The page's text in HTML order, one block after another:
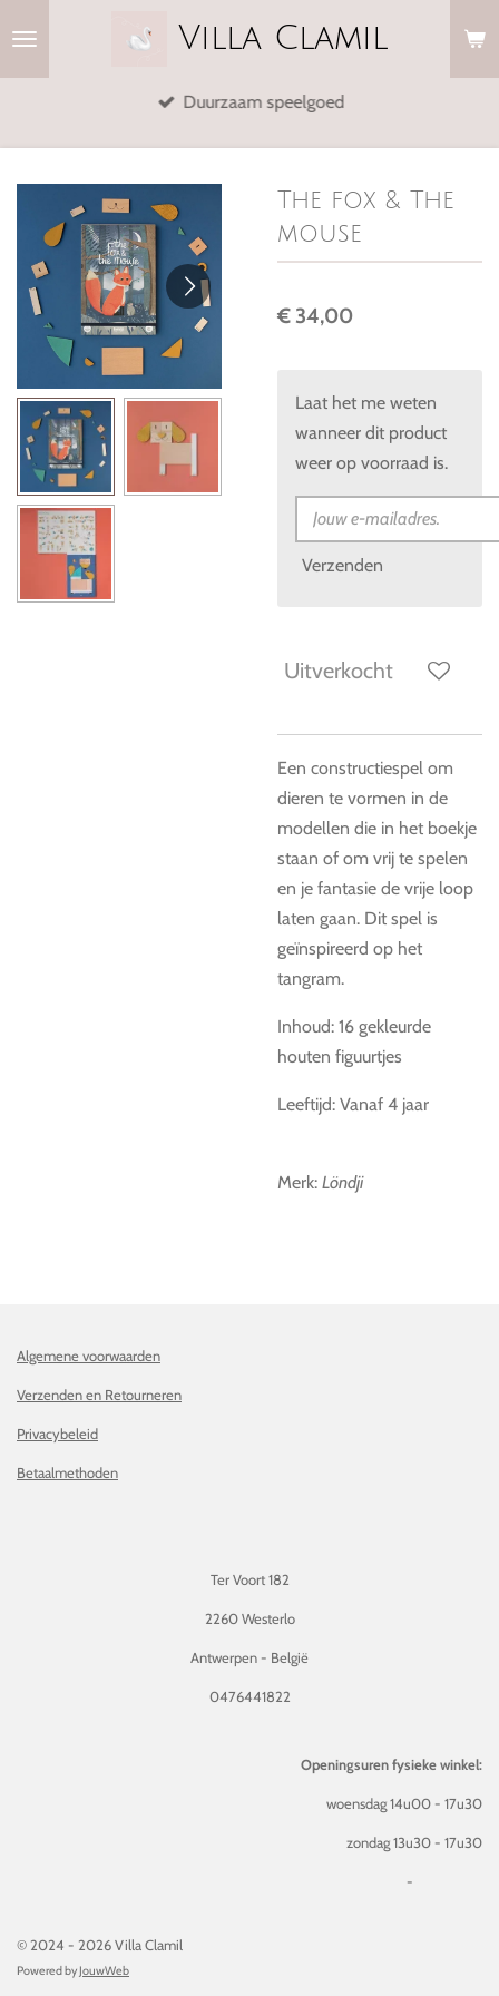
hoofdinhoud
Villa Clamil
Duurzaam speelgoed
The fox & The
mouse
€ 34,00
Laat het me weten
wanneer dit product
weer op voorraad is.
Verzenden
Uitverkocht
Een constructiespel om
dieren te vormen in de
modellen die in het boekje
staan of om vrij te spelen
en je fantasie de vrije loop
laten gaan. Dit spel is
geïnspireerd op het
tangram.
Inhoud: 16 gekleurde
houten figuurtjes
Leeftijd: Vanaf 4 jaar
Merk: Löndji
Algemene voorwaarden
Verzenden en Retourneren
Privacybeleid
Betaalmethoden
Ter Voort 182
2260 Westerlo
Antwerpen - België
0476441822
Openingsuren fysieke winkel:
woensdag 14u00 - 17u30
zondag 13u30 - 17u30
-
© 2024 - 2026 Villa Clamil
Powered by JouwWeb